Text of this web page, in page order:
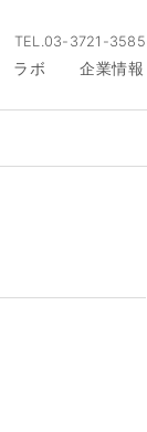
TEL.03-3721-3585
ラボ 企業情報